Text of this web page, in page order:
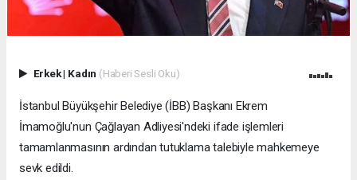
Erkek| Kadın (Haberi Sesli Oku)
İstanbul Büyükşehir Belediye (İBB) Başkanı Ekrem
İmamoğlu'nun Çağlayan Adliyesi'ndeki ifade işlemleri
tamamlanmasının ardından tutuklama talebiyle mahkemeye
sevk edildi.